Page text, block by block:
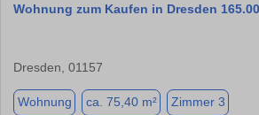
Wohnung zum Kaufen in Dresden
Dresden, 01157
Wohnung ca. 75,40 m² Zimmer 3